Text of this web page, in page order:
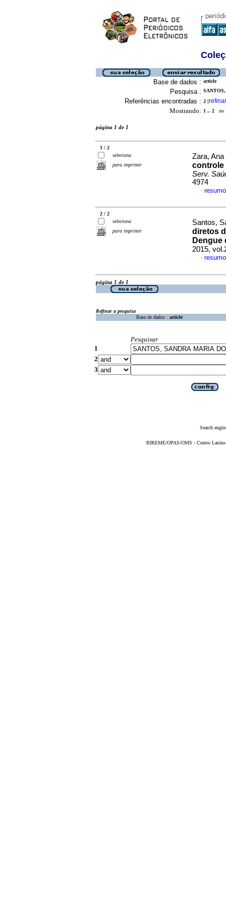
Base de dados : article
Pesquisa :
Referências encontradas : 2 [refinar
Mostrando: 1 .. 2 no
página 1 de 1
1 / 2
seleciona
para imprimir
Zara,
Serv.
4974
·
2 / 2
seleciona
para imprimir
Santos,
diretos
Dengue
2015,
·
página 1 de 1
Refinar a pesquisa
Base de dados : article
Pesquisar
1
2
3
Search
BIREME/OPAS/OMS - Centro Latino-